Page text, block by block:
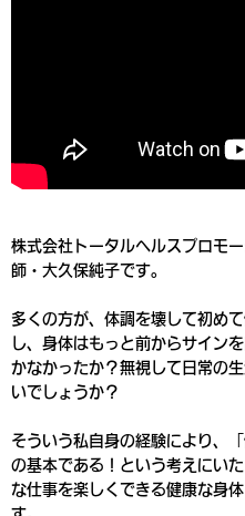
株式会社トータルヘルスプロモ
師・大久保純子です。
多くの方が、体調を壊して初め
し、身体はもっと前からサイン
かなかったか？無視して日常の
いでしょうか？
そういう私自身の経験により、
の基本である！という考えにい
な仕事を楽しくできる健康な身